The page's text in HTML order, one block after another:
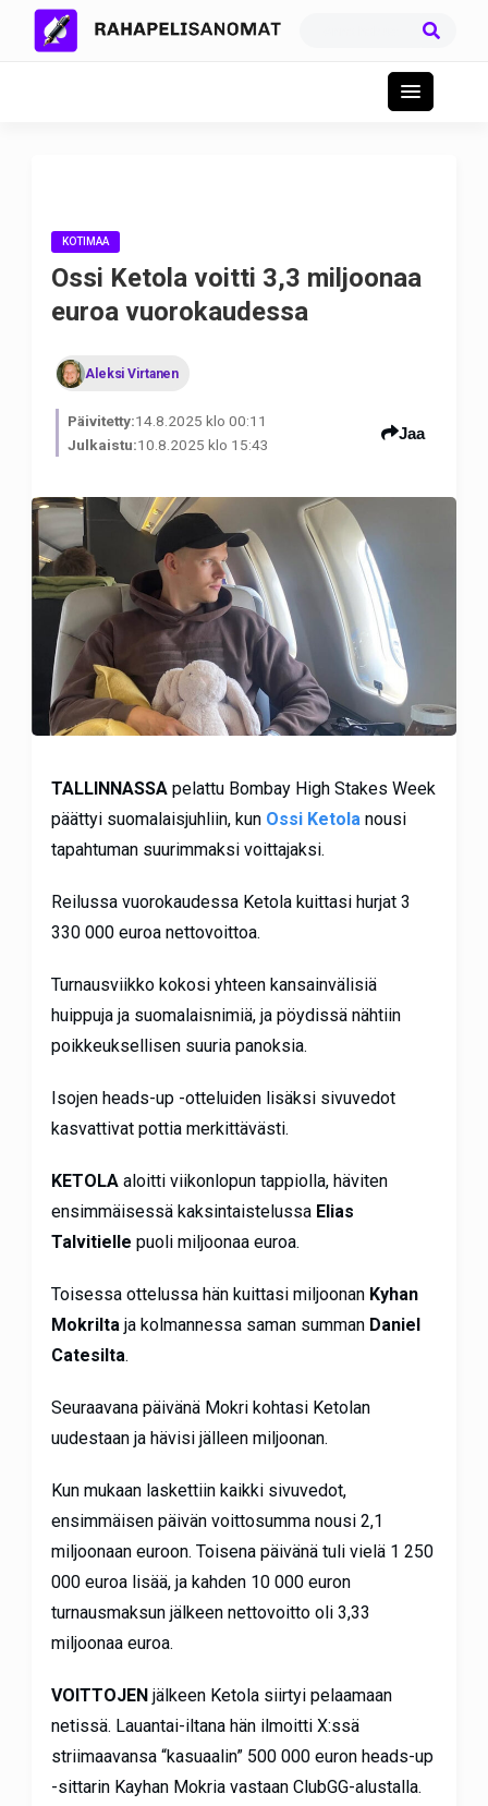
KOTIMAA
Ossi Ketola voitti 3,3 miljoonaa
euroa vuorokaudessa
Aleksi Virtanen
Päivitetty:14.8.2025 klo 00:11
Julkaistu:10.8.2025 klo 15:43
Jaa
TALLINNASSApelattu Bombay High Stakes Week
päättyi suomalaisjuhliin, kun Ossi Ketolanousi
tapahtuman suurimmaksi voittajaksi.
Reilussa vuorokaudessa Ketola kuittasi hurjat 3
330 000 euroa nettovoittoa.
Turnausviikko kokosi yhteen kansainvälisiä
huippuja ja suomalaisnimiä, ja pöydissä nähtiin
poikkeuksellisen suuria panoksia.
Isojen heads-up -otteluiden lisäksi sivuvedot
kasvattivat pottia merkittävästi.
KETOLAaloitti viikonlopun tappiolla, häviten
ensimmäisessä kaksintaistelussa Elias
Talvitielle puoli miljoonaa euroa.
Toisessa ottelussa hän kuittasi miljoonan Kyhan
Mokriltaja kolmannessa saman summan Daniel
Catesilta.
Seuraavana päivänä Mokri kohtasi Ketolan
uudestaan ja hävisi jälleen miljoonan.
Kun mukaan laskettiin kaikki sivuvedot,
ensimmäisen päivän voittosumma nousi 2,1
miljoonaan euroon. Toisena päivänä tuli vielä 1 250
000 euroa lisää, ja kahden 10 000 euron
turnausmaksun jälkeen nettovoitto oli 3,33
miljoonaa euroa.
VOITTOJEN jälkeen Ketola siirtyi pelaamaan
netissä. Lauantai-iltana hän ilmoitti X:ssä
striimaavansa “kasuaalin” 500 000 euron heads-up
-sittarin Kayhan Mokria vastaan ClubGG-alustalla.